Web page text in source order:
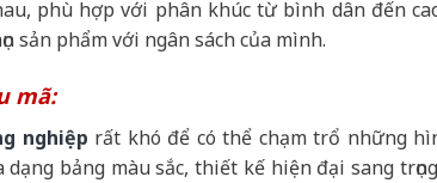
phù hợp với phân khúc từ bình dân đến cao
sản phẩm với ngân sách của mình.
mã:
nghiệp rất khó để có thể chạm trổ những
bảng màu sắc, thiết kế hiện đại sang